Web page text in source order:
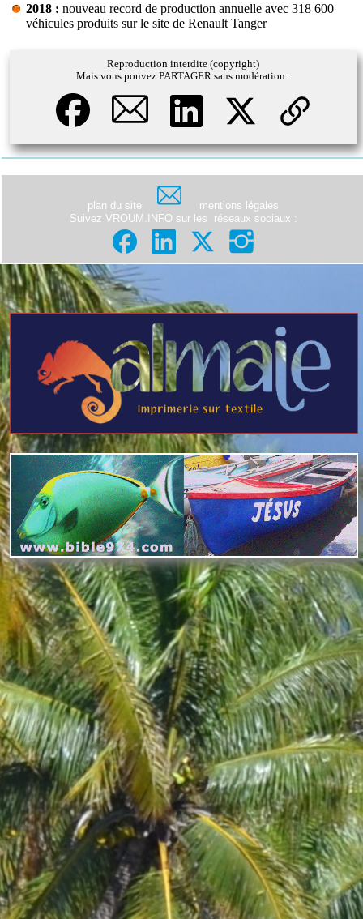
2018 : nouveau record de production annuelle avec 318 600
véhicules produits sur le site de Renault Tanger
Reproduction interdite (copyright)
Mais vous pouvez PARTAGER sans modération :
plan du site
mentions légales
Suivez VROUM.INFO sur les
réseaux sociaux :